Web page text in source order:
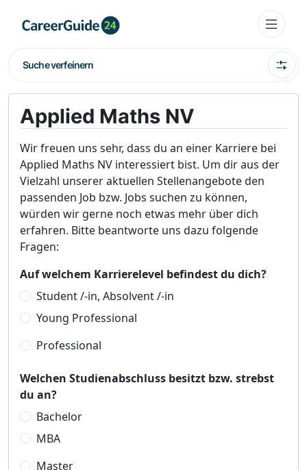
Suche verfeinern
Applied Maths NV
Wir freuen uns sehr, dass du an einer Karriere bei
Applied Maths NV interessiert bist. Um dir aus der
Vielzahl unserer aktuellen Stellenangebote den
passenden Job bzw. Jobs suchen zu können,
würden wir gerne noch etwas mehr über dich
erfahren. Bitte beantworte uns dazu folgende
Fragen:
Auf welchem Karrierelevel befindest du dich?
Student /-in, Absolvent /-in
Young Professional
Professional
Welchen Studienabschluss besitzt bzw. strebst
du an?
Bachelor
MBA
Master